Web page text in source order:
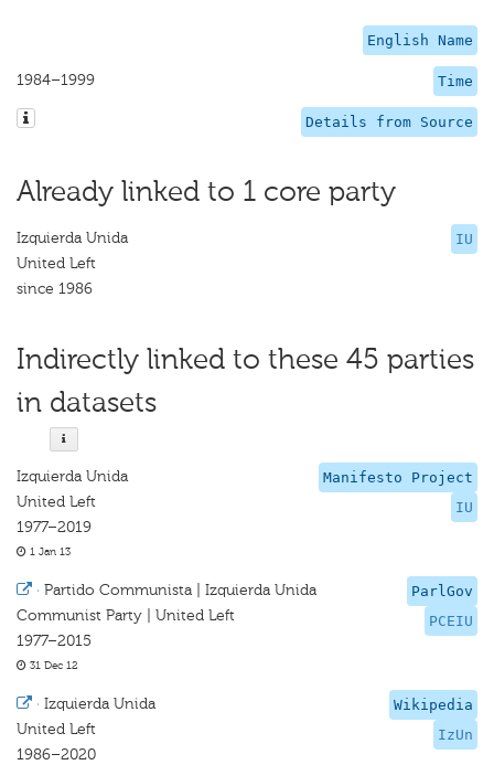
English Name
Time
1984–1999
Details from Source
Already linked to 1 core party
IU
Izquierda Unida
United Left
since 1986
Indirectly linked to these 45 parties
in datasets
Manifesto Project
IU
Izquierda Unida
United Left
1977–2019
1 Jan 13
ParlGov
PCEIU
· Partido Communista | Izquierda Unida
Communist Party | United Left
1977–2015
31 Dec 12
Wikipedia
IzUn
· Izquierda Unida
United Left
1986–2020